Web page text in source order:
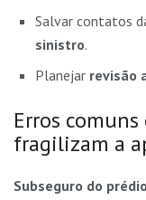
Salvar contatos
sinistro.
Planejar revisão
Erros
fragilizam a
Subseguro do